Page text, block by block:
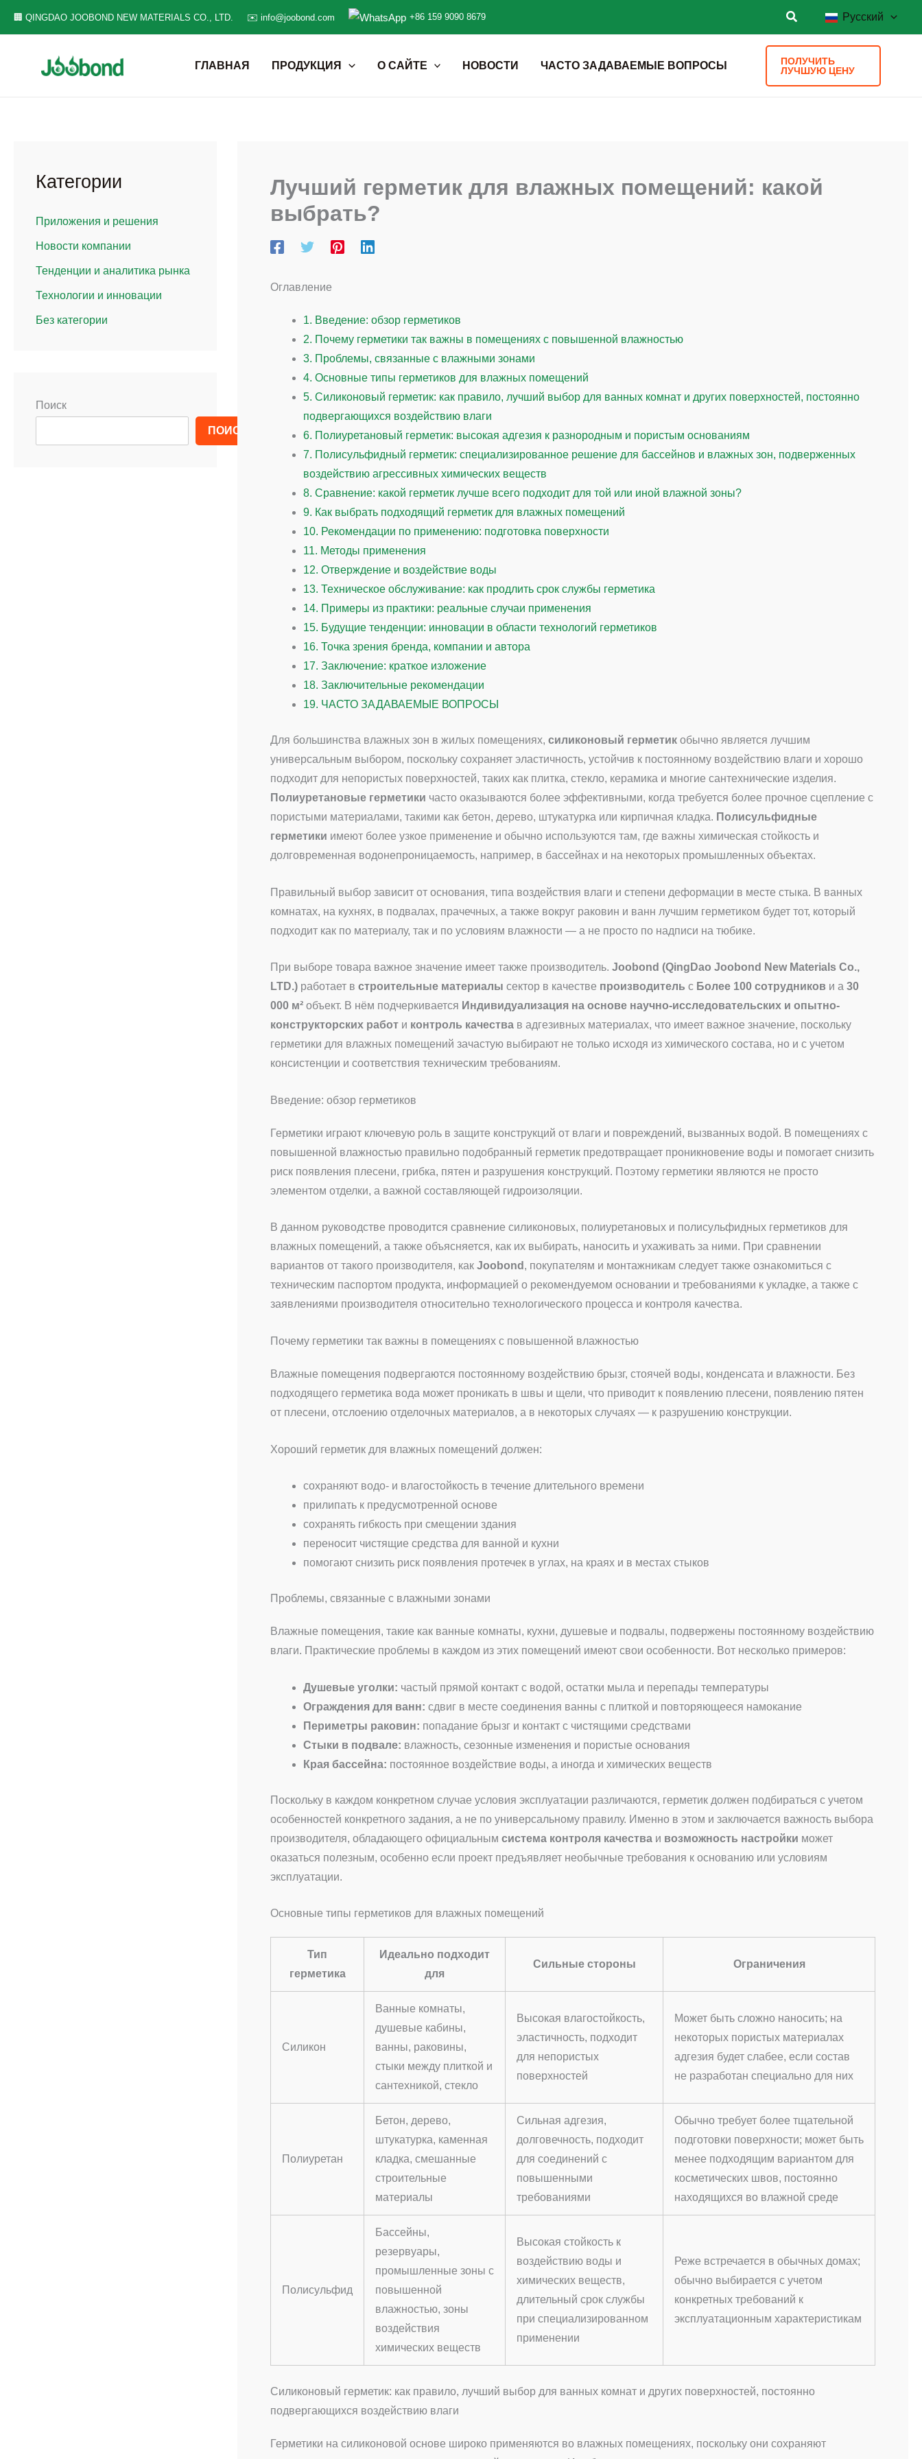
🏢 QINGDAO JOOBOND NEW MATERIALS CO., LTD. ✉️ info@joobond.com +86 159 9090 8679 Русский
ГЛАВНАЯ ПРОДУКЦИЯ О САЙТЕ НОВОСТИ ЧАСТО ЗАДАВАЕМЫЕ ВОПРОСЫ
ПОЛУЧИТЬ
ЛУЧШУЮ ЦЕНУ
Категории
Приложения и решения
Новости компании
Тенденции и аналитика рынка
Технологии и инновации
Без категории
Поиск
ПОИСК
Лучший герметик для влажных помещений: какой
выбрать?
Оглавление
1. Введение: обзор герметиков
2. Почему герметики так важны в помещениях с повышенной влажностью
3. Проблемы, связанные с влажными зонами
4. Основные типы герметиков для влажных помещений
5. Силиконовый герметик: как правило, лучший выбор для ванных комнат и других поверхностей, постоянно
подвергающихся воздействию влаги
6. Полиуретановый герметик: высокая адгезия к разнородным и пористым основаниям
7. Полисульфидный герметик: специализированное решение для бассейнов и влажных зон, подверженных
воздействию агрессивных химических веществ
8. Сравнение: какой герметик лучше всего подходит для той или иной влажной зоны?
9. Как выбрать подходящий герметик для влажных помещений
10. Рекомендации по применению: подготовка поверхности
11. Методы применения
12. Отверждение и воздействие воды
13. Техническое обслуживание: как продлить срок службы герметика
14. Примеры из практики: реальные случаи применения
15. Будущие тенденции: инновации в области технологий герметиков
16. Точка зрения бренда, компании и автора
17. Заключение: краткое изложение
18. Заключительные рекомендации
19. ЧАСТО ЗАДАВАЕМЫЕ ВОПРОСЫ
Для большинства влажных зон в жилых помещениях, силиконовый герметик обычно является лучшим
универсальным выбором, поскольку сохраняет эластичность, устойчив к постоянному воздействию влаги и хорошо
подходит для непористых поверхностей, таких как плитка, стекло, керамика и многие сантехнические изделия.
Полиуретановые герметики часто оказываются более эффективными, когда требуется более прочное сцепление с
пористыми материалами, такими как бетон, дерево, штукатурка или кирпичная кладка. Полисульфидные
герметики имеют более узкое применение и обычно используются там, где важны химическая стойкость и
долговременная водонепроницаемость, например, в бассейнах и на некоторых промышленных объектах.
Правильный выбор зависит от основания, типа воздействия влаги и степени деформации в месте стыка. В ванных
комнатах, на кухнях, в подвалах, прачечных, а также вокруг раковин и ванн лучшим герметиком будет тот, который
подходит как по материалу, так и по условиям влажности — а не просто по надписи на тюбике.
При выборе товара важное значение имеет также производитель. Joobond (QingDao Joobond New Materials Co.,
LTD.) работает в строительные материалы сектор в качестве производитель с Более 100 сотрудников и а 30
000 м² объект. В нём подчеркивается Индивидуализация на основе научно-исследовательских и опытно-
конструкторских работ и контроль качества в адгезивных материалах, что имеет важное значение, поскольку
герметики для влажных помещений зачастую выбирают не только исходя из химического состава, но и с учетом
консистенции и соответствия техническим требованиям.
Введение: обзор герметиков
Герметики играют ключевую роль в защите конструкций от влаги и повреждений, вызванных водой. В помещениях с
повышенной влажностью правильно подобранный герметик предотвращает проникновение воды и помогает снизить
риск появления плесени, грибка, пятен и разрушения конструкций. Поэтому герметики являются не просто
элементом отделки, а важной составляющей гидроизоляции.
В данном руководстве проводится сравнение силиконовых, полиуретановых и полисульфидных герметиков для
влажных помещений, а также объясняется, как их выбирать, наносить и ухаживать за ними. При сравнении
вариантов от такого производителя, как Joobond , покупателям и монтажникам следует также ознакомиться с
техническим паспортом продукта, информацией о рекомендуемом основании и требованиями к укладке, а также с
заявлениями производителя относительно технологического процесса и контроля качества.
Почему герметики так важны в помещениях с повышенной влажностью
Влажные помещения подвергаются постоянному воздействию брызг, стоячей воды, конденсата и влажности. Без
подходящего герметика вода может проникать в швы и щели, что приводит к появлению плесени, появлению пятен
от плесени, отслоению отделочных материалов, а в некоторых случаях — к разрушению конструкции.
Хороший герметик для влажных помещений должен:
сохраняют водо- и влагостойкость в течение длительного времени
прилипать к предусмотренной основе
сохранять гибкость при смещении здания
переносит чистящие средства для ванной и кухни
помогают снизить риск появления протечек в углах, на краях и в местах стыков
Проблемы, связанные с влажными зонами
Влажные помещения, такие как ванные комнаты, кухни, душевые и подвалы, подвержены постоянному воздействию
влаги. Практические проблемы в каждом из этих помещений имеют свои особенности. Вот несколько примеров:
Душевые уголки: частый прямой контакт с водой, остатки мыла и перепады температуры
Ограждения для ванн: сдвиг в месте соединения ванны с плиткой и повторяющееся намокание
Периметры раковин: попадание брызг и контакт с чистящими средствами
Стыки в подвале: влажность, сезонные изменения и пористые основания
Края бассейна: постоянное воздействие воды, а иногда и химических веществ
Поскольку в каждом конкретном случае условия эксплуатации различаются, герметик должен подбираться с учетом
особенностей конкретного задания, а не по универсальному правилу. Именно в этом и заключается важность выбора
производителя, обладающего официальным система контроля качества и возможность настройки может
оказаться полезным, особенно если проект предъявляет необычные требования к основанию или условиям
эксплуатации.
Основные типы герметиков для влажных помещений
Тип
герметика
Идеально подходит
для
Сильные стороны Ограничения
Силикон
Ванные комнаты,
душевые кабины,
ванны, раковины,
стыки между плиткой и
сантехникой, стекло
Высокая влагостойкость,
эластичность, подходит
для непористых
поверхностей
Может быть сложно наносить; на
некоторых пористых материалах
адгезия будет слабее, если состав
не разработан специально для них
Полиуретан
Бетон, дерево,
штукатурка, каменная
кладка, смешанные
строительные
материалы
Сильная адгезия,
долговечность, подходит
для соединений с
повышенными
требованиями
Обычно требует более тщательной
подготовки поверхности; может быть
менее подходящим вариантом для
косметических швов, постоянно
находящихся во влажной среде
Полисульфид
Бассейны,
резервуары,
промышленные зоны с
повышенной
влажностью, зоны
воздействия
химических веществ
Высокая стойкость к
воздействию воды и
химических веществ,
длительный срок службы
при специализированном
применении
Реже встречается в обычных домах;
обычно выбирается с учетом
конкретных требований к
эксплуатационным характеристикам
Силиконовый герметик: как правило, лучший выбор для ванных комнат и других поверхностей, постоянно
подвергающихся воздействию влаги
Герметики на силиконовой основе широко применяются во влажных помещениях, поскольку они сохраняют